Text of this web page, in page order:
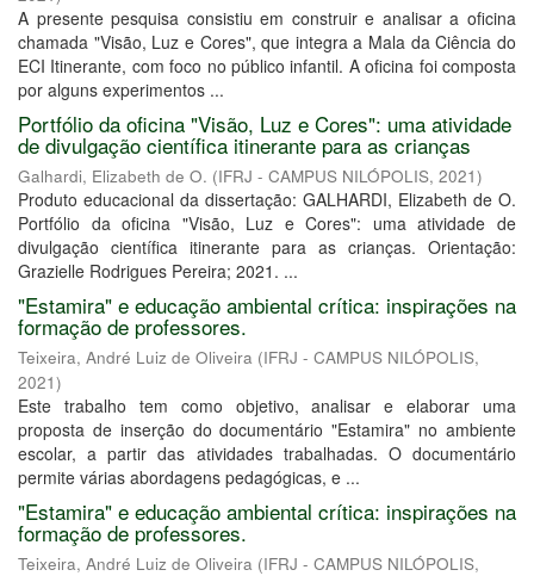
A presente pesquisa consistiu em construir e analisar a oficina
chamada "Visão, Luz e Cores", que integra a Mala da Ciência do
ECI Itinerante, com foco no público infantil. A oficina foi composta
por alguns experimentos ...
Portfólio da oficina "Visão, Luz e Cores": uma atividade
de divulgação científica itinerante para as crianças
Galhardi, Elizabeth de O. (IFRJ - CAMPUS NILÓPOLIS, 2021)
Produto educacional da dissertação: GALHARDI, Elizabeth de O.
Portfólio da oficina "Visão, Luz e Cores": uma atividade de
divulgação científica itinerante para as crianças. Orientação:
Grazielle Rodrigues Pereira; 2021. ...
"Estamira" e educação ambiental crítica: inspirações na
formação de professores.
Teixeira, André Luiz de Oliveira (IFRJ - CAMPUS NILÓPOLIS,
2021)
Este trabalho tem como objetivo, analisar e elaborar uma
proposta de inserção do documentário "Estamira" no ambiente
escolar, a partir das atividades trabalhadas. O documentário
permite várias abordagens pedagógicas, e ...
"Estamira" e educação ambiental crítica: inspirações na
formação de professores.
Teixeira, André Luiz de Oliveira (IFRJ - CAMPUS NILÓPOLIS,